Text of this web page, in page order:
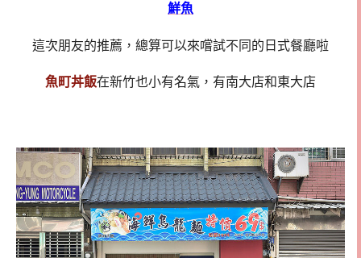
鮮魚
這次朋友的推薦，總算可以來嚐試不同的日式餐廳啦
魚町丼飯在新竹也小有名氣，有南大店和東大店